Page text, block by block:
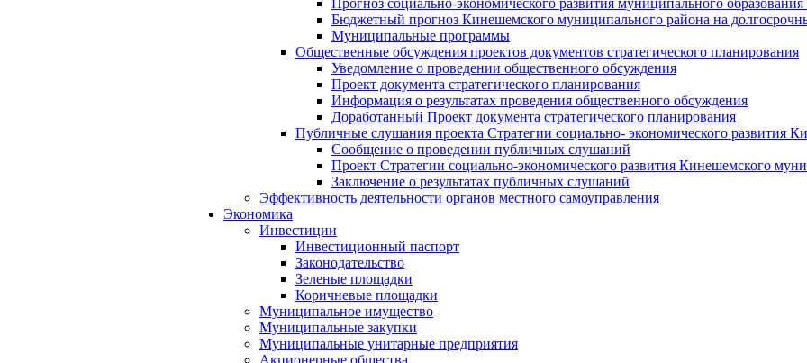
Прогноз социально-экономического развития муниципального
Бюджетный прогноз Кинешемского муниципального района на
Муниципальные программы
Общественные обсуждения проектов документов стратегического планирования
Уведомление о проведении общественного обсуждения
Проект документа стратегического планирования
Информация о результатах проведения общественного обсуждения
Доработанный Проект документа стратегического планирования
Публичные слушания проекта Стратегии социально- экономического развития
Сообщение о проведении публичных слушаний
Проект Стратегии социально-экономического развития Кинешемского
Заключение о результатах публичных слушаний
Эффективность деятельности органов местного самоуправления
Экономика
Инвестиции
Инвестиционный паспорт
Законодательство
Зеленые площадки
Коричневые площадки
Муниципальное имущество
Муниципальные закупки
Муниципальные унитарные предприятия
Акционерные общества